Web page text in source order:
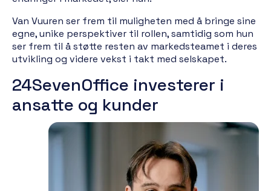
Van Vuuren ser frem til muligheten med å bringe sine
egne, unike perspektiver til rollen, samtidig som hun
ser frem til å støtte resten av markedsteamet i deres
utvikling og videre vekst i takt med selskapet.
24SevenOffice investerer i
ansatte og kunder